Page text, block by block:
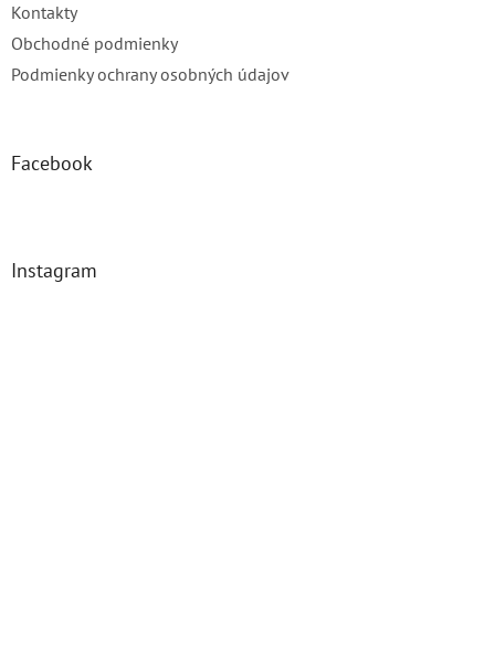
Kontakty
Obchodné podmienky
Podmienky ochrany osobných údajov
Facebook
Instagram